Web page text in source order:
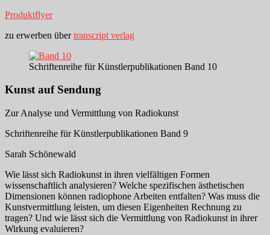
Produktflyer
zu erwerben übertranscript verlag
Schriftenreihe für Künstlerpublikationen Band 10
Kunst auf Sendung
Zur Analyse und Vermittlung von Radiokunst
Schriftenreihe für Künstlerpublikationen Band 9
Sarah Schönewald
Wie lässt sich Radiokunst in ihren vielfältigen Formen
wissenschaftlich analysieren? Welche spezifischen ästhetischen
Dimensionen können radiophone Arbeiten entfalten? Was muss die
Kunstvermittlung leisten, um diesen Eigenheiten Rechnung zu
tragen? Und wie lässt sich die Vermittlung von Radiokunst in ihrer
Wirkung evaluieren?